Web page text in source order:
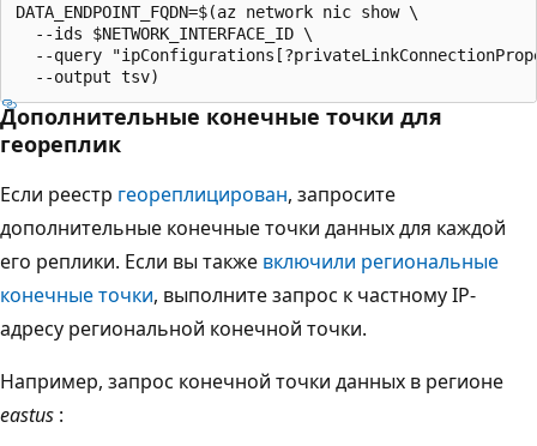
DATA_ENDPOINT_FQDN=$(az network nic show \
  --ids $NETWORK_INTERFACE_ID \
--query
Дополнительные конечные точки для
геореплик
Если реестр геореплицирован, запросите
дополнительные конечные точки данных для каждой
его реплики. Если вы также включили региональные
конечные точки, выполните запрос к частному IP-
адресу региональной конечной точки.
Например, запрос конечной точки данных в регионе
eastus :